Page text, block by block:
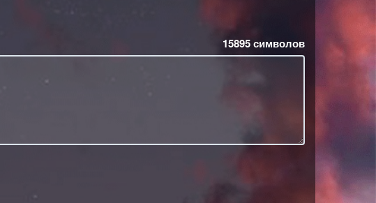
15895символов